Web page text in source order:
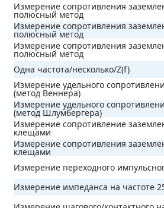
Измерение сопротивления
полюсный метод
Измерение сопротивления
полюсный метод
Измерение сопротивления
полюсный метод
Одна частота/несколько/Z(f)
Измерение удельного
(метод Веннера)
Измерение удельного
(метод Шлумбергера)
Измерение сопротивление
клещами
Измерение сопротивления
клещами
Измерение переходного
Измерение импеданса на частоте